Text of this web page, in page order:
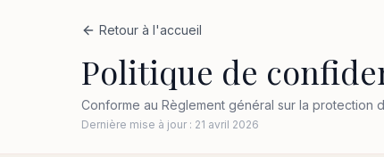
Retour à l'accueil
Politique de
Conforme au Règlement général sur la protection
Dernière mise à jour : 21 avril 2026